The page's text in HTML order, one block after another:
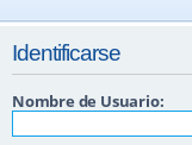
Identificarse
Nombre de Usuario: